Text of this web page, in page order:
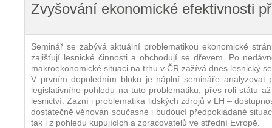
Zvyšování ekonomické efektivnosti
Seminář se zabývá aktuální problematikou ekonomické
zajišťují lesnické činnosti a obchodují se dřevem. Po
makroekonomické situaci na trhu v ČR zažívá dnes lesnický
V prvním dopoledním bloku je náplní semináře
legislativního pohledu na tuto problematiku, přes roli státu
lesnictví. Zazní i problematika lidských zdrojů v LH –
dostatečně věnován současné i budoucí předpokládané
tak i z pohledu kupujících a zpracovatelů ve střední Evropě.